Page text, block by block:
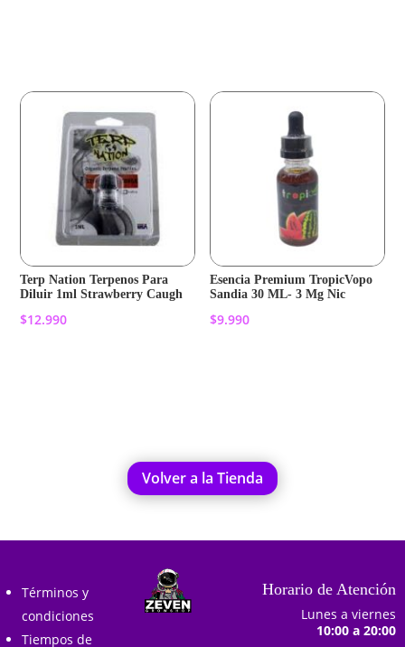
Terp Nation Terpenos Para
Diluir 1ml Strawberry Caugh
$12.990
Esencia Premium TropicVopo
Sandia 30 ML- 3 Mg Nic
$9.990
Volver a la Tienda
Términos y
condiciones
Tiempos de
Horario de Atención
Lunes a viernes
10:00 a 20:00